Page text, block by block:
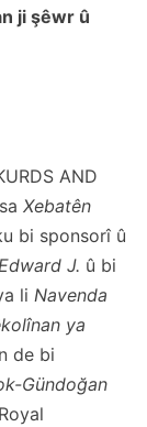
ji şêwr û
AND
Xebatên
bi sponsorî û
J. û bi
li Navenda
ya
de bi
Gündoğan